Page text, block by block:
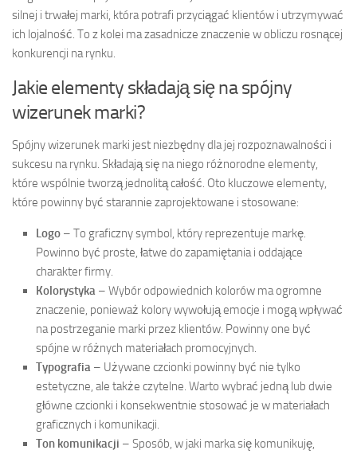
silnej i trwałej marki, która potrafi przyciągać klientów i utrzymywać
ich lojalność. To z kolei ma zasadnicze znaczenie w obliczu rosnącej
konkurencji na rynku.
Jakie elementy składają się na spójny
wizerunek marki?
Spójny wizerunek marki jest niezbędny dla jej rozpoznawalności i
sukcesu na rynku. Składają się na niego różnorodne elementy,
które wspólnie tworzą jednolitą całość. Oto kluczowe elementy,
które powinny być starannie zaprojektowane i stosowane:
Logo – To graficzny symbol, który reprezentuje markę.
Powinno być proste, łatwe do zapamiętania i oddające
charakter firmy.
Kolorystyka – Wybór odpowiednich kolorów ma ogromne
znaczenie, ponieważ kolory wywołują emocje i mogą wpływać
na postrzeganie marki przez klientów. Powinny one być
spójne w różnych materiałach promocyjnych.
Typografia – Używane czcionki powinny być nie tylko
estetyczne, ale także czytelne. Warto wybrać jedną lub dwie
główne czcionki i konsekwentnie stosować je w materiałach
graficznych i komunikacji.
Ton komunikacji – Sposób, w jaki marka się komunikuję,